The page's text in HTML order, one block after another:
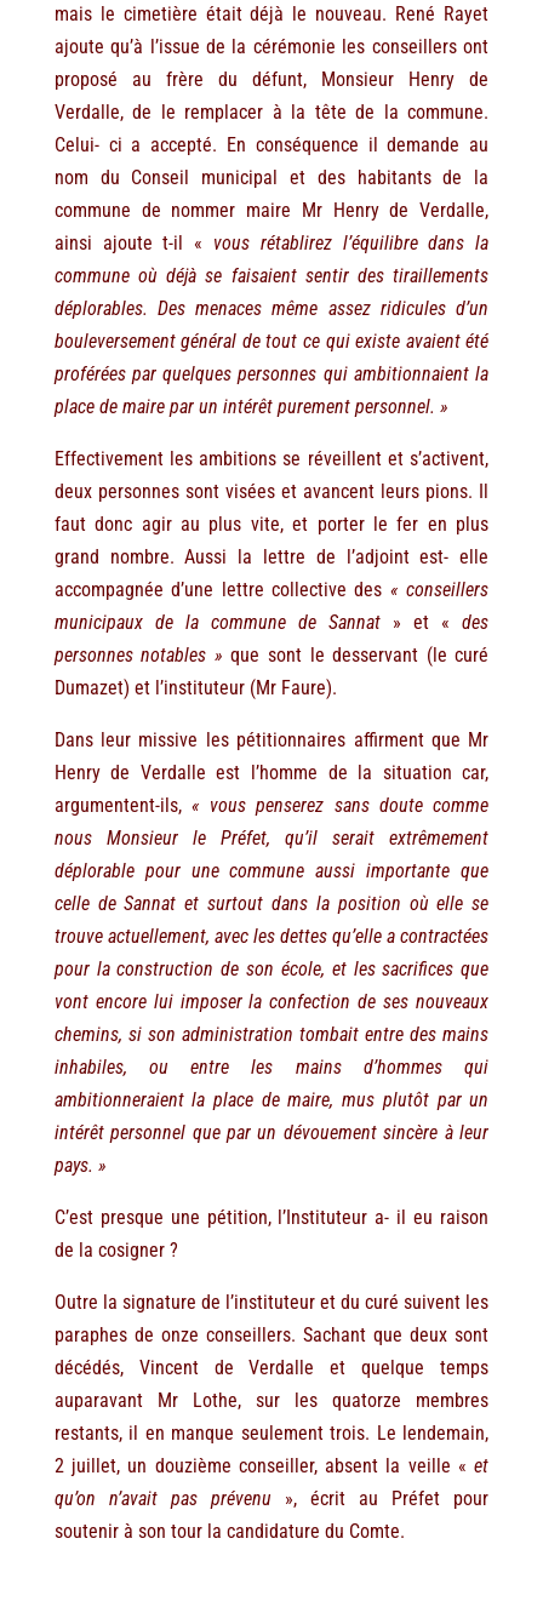
mais le cimetière était déjà le nouveau. René Rayet
ajoute qu’à l’issue de la cérémonie les conseillers ont
proposé au frère du défunt, Monsieur Henry de
Verdalle, de le remplacer à la tête de la commune.
Celui- ci a accepté. En conséquence il demande au
nom du Conseil municipal et des habitants de la
commune de nommer maire Mr Henry de Verdalle,
ainsi ajoute t-il « vous rétablirez l’équilibre dans la
commune où déjà se faisaient sentir des tiraillements
déplorables. Des menaces même assez ridicules d’un
bouleversement général de tout ce qui existe avaient été
proférées par quelques personnes qui ambitionnaient la
place de maire par un intérêt purement personnel. »
Effectivement les ambitions se réveillent et s’activent,
deux personnes sont visées et avancent leurs pions. Il
faut donc agir au plus vite, et porter le fer en plus
grand nombre. Aussi la lettre de l’adjoint est- elle
accompagnée d’une lettre collective des « conseillers
municipaux de la commune de Sannat » et «des
personnes notables » que sont le desservant (le curé
Dumazet) et l’instituteur (Mr Faure).
Dans leur missive les pétitionnaires affirment que Mr
Henry de Verdalle est l’homme de la situation car,
argumentent-ils,« vous penserez sans doute comme
nous Monsieur le Préfet, qu’il serait extrêmement
déplorable pour une commune aussi importante que
celle de Sannat et surtout dans la position où elle se
trouve actuellement, avec les dettes qu’elle a contractées
pour la construction de son école, et les sacrifices que
vont encore lui imposer la confection de ses nouveaux
chemins, si son administration tombait entre des mains
inhabiles, ou entre les mains d’hommes qui
ambitionneraient la place de maire, mus plutôt par un
intérêt personnel que par un dévouement sincère à leur
pays. »
C’est presque une pétition, l’Instituteur a- il eu raison
de la cosigner ?
Outre la signature de l’instituteur et du curé suivent les
paraphes de onze conseillers. Sachant que deux sont
décédés, Vincent de Verdalle et quelque temps
auparavant Mr Lothe, sur les quatorze membres
restants, il en manque seulement trois. Le lendemain,
2 juillet, un douzième conseiller, absent la veille «et
qu’on n’avait pas prévenu », écrit au Préfet pour
soutenir à son tour la candidature du Comte.